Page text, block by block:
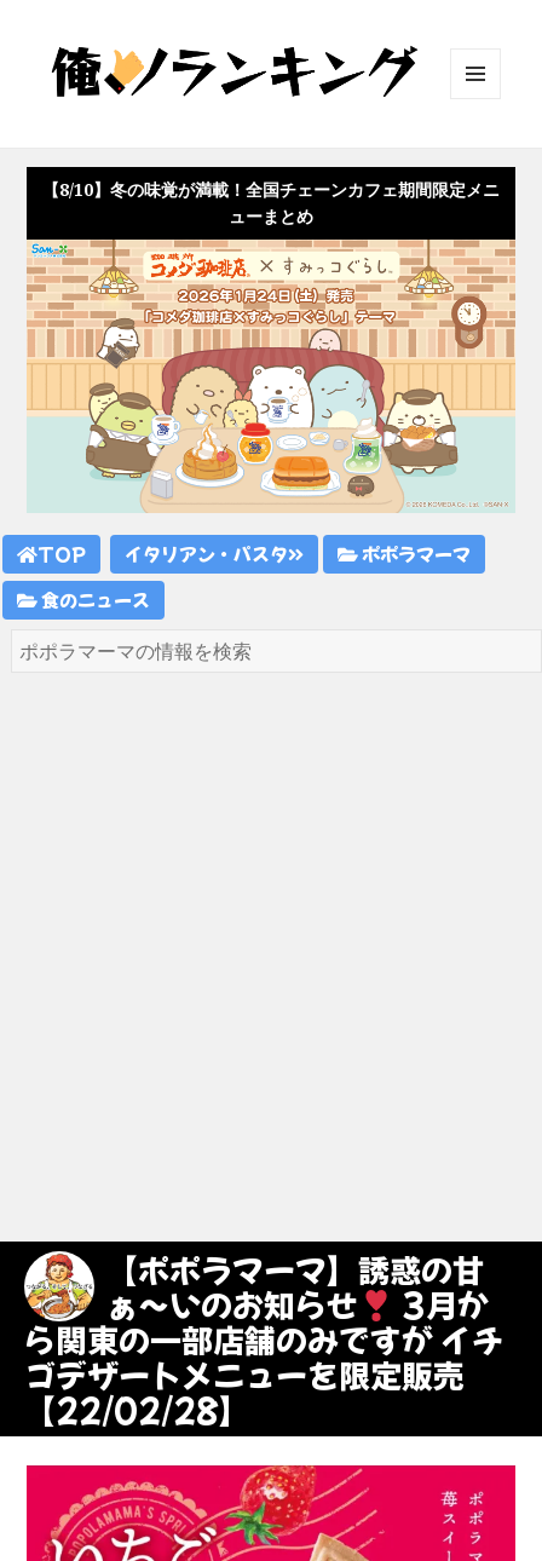
ット
【8/10】冬の味覚が満載！全国チェーンカフェ期間限定メニ
ューまとめ
TOP イタリアン・パスタ
ポポラマーマ
食のニュース
【ポポラマーマ】誘惑の甘
ぁ〜いのお知らせ 3月か
ら関東の一部店舗のみですが イチ
ゴデザートメニューを限定販売
【22/02/28】